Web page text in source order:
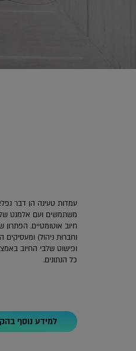
עמדות טעינה הן דבר
משתמשים ועם אלמנט של
חיוב אוטומטיים.
וחברות ניהול) ומעסיקים
ופישוט שלבי החיוב
כל הנתונים.
למידע נוסף